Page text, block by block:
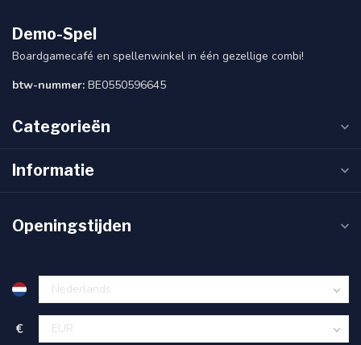
Demo-Spel
Boardgamecafé en spellenwinkel in één gezellige combi!
btw-nummer: BE0550596645
Categorieën
Informatie
Openingstijden
€